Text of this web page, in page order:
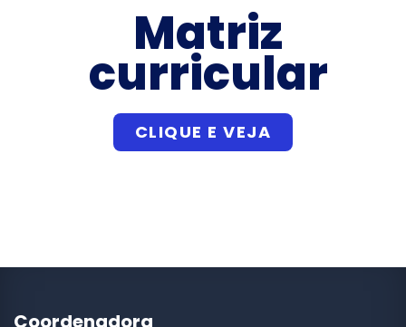
Matriz
curricular
CLIQUE E VEJA
Coordenadora